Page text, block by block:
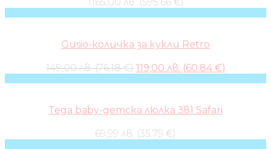
Gusio-количка за кукли Retro
149,00 лв. (76.18 €) Original
119,00 лв. (60.84 €)
Tega baby-детска люлка 3в1 Safari
69,99 лв. (35.79 €)